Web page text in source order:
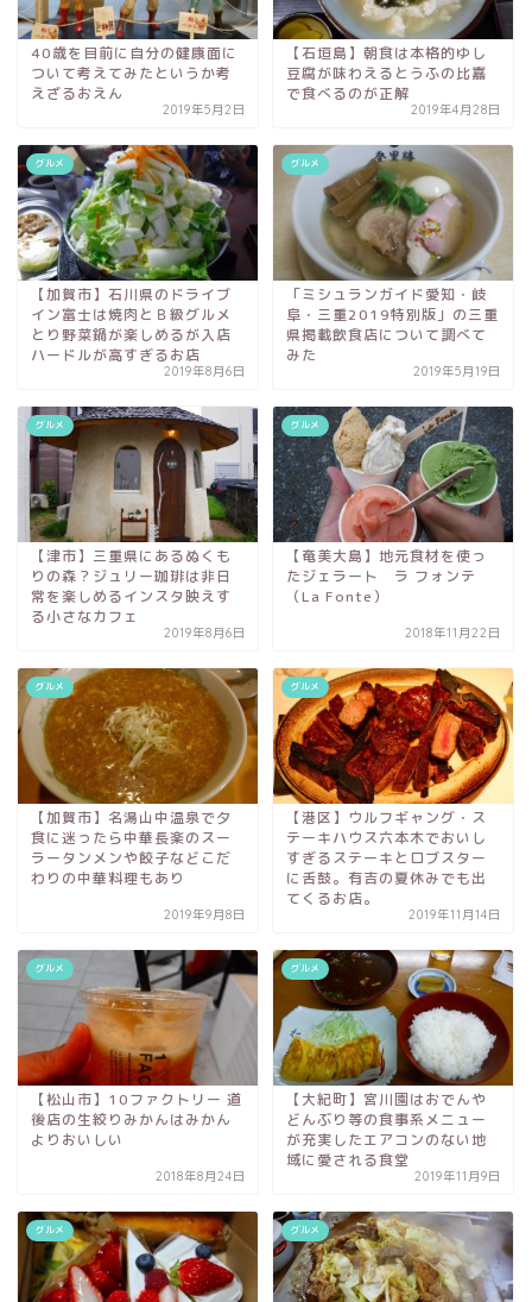
40歳を目前に自分の健康面に
ついて考えてみたというか考
えざるおえん
2019年5月2日
【石垣島】朝食は本格的ゆし
豆腐が味わえるとうふの比嘉
で食べるのが正解
2019年4月28日
グルメ
【加賀市】石川県のドライブ
イン富士は焼肉とＢ級グルメ
とり野菜鍋が楽しめるが入店
ハードルが高すぎるお店
2019年8月6日
グルメ
「ミシュランガイド愛知・岐
阜・三重2019特別版」の三重
県掲載飲食店について調べて
みた
2019年5月19日
グルメ
【津市】三重県にあるぬくも
りの森？ジュリー珈琲は非日
常を楽しめるインスタ映えす
る小さなカフェ
2019年8月6日
グルメ
【奄美大島】地元食材を使っ
たジェラート ラ フォンテ
（La Fonte）
2018年11月22日
グルメ
【加賀市】名湯山中温泉で夕
食に迷ったら中華長楽のスー
ラータンメンや餃子などこだ
わりの中華料理もあり
2019年9月8日
グルメ
【港区】ウルフギャング・ス
テーキハウス六本木でおいし
すぎるステーキとロブスター
に舌鼓。有吉の夏休みでも出
てくるお店。
2019年11月14日
グルメ
【松山市】10ファクトリー 道
後店の生絞りみかんはみかん
よりおいしい
2018年8月24日
グルメ
【大紀町】宮川園はおでんや
どんぶり等の食事系メニュー
が充実したエアコンのない地
域に愛される食堂
2019年11月9日
グルメ グルメ